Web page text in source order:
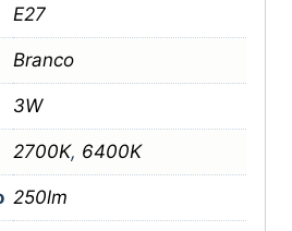
E27
Branco
3W
2700K, 6400K
250lm